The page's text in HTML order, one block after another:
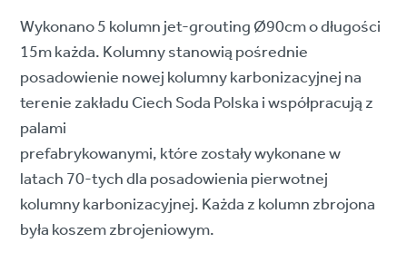
Wykonano 5 kolumn jet-grouting Ø90cm o długości
15m każda. Kolumny stanowią pośrednie
posadowienie nowej kolumny karbonizacyjnej na
terenie zakładu Ciech Soda Polska i współpracują z
palami
prefabrykowanymi, które zostały wykonane w
latach 70-tych dla posadowienia pierwotnej
kolumny karbonizacyjnej. Każda z kolumn zbrojona
była koszem zbrojeniowym.